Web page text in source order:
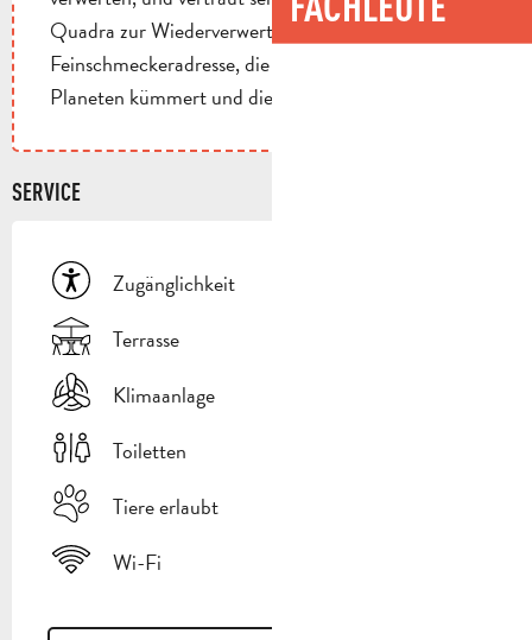
Quadra zur Wiederverwertung an. Eine
Feinschmeckeradresse, die sich um unseren
Planeten kümmert und die Region aufwertet!
SERVICE
Zugänglichkeit
Terrasse
Klimaanlage
Toiletten
Tiere erlaubt
Wi-Fi